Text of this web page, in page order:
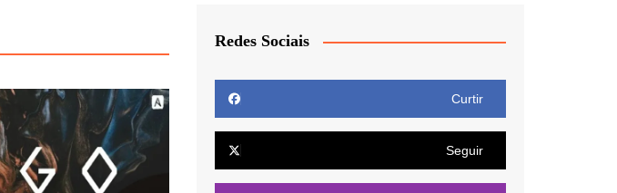
Redes Sociais
Curtir
Seguir